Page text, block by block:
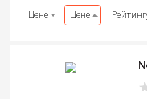
Цене Цене